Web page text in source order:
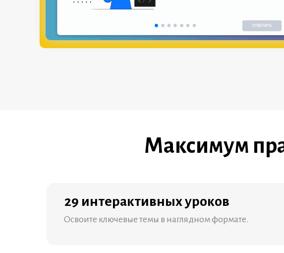
Максимум
29 интерактивных уроков
Освоите ключевые темы в наглядном формате.